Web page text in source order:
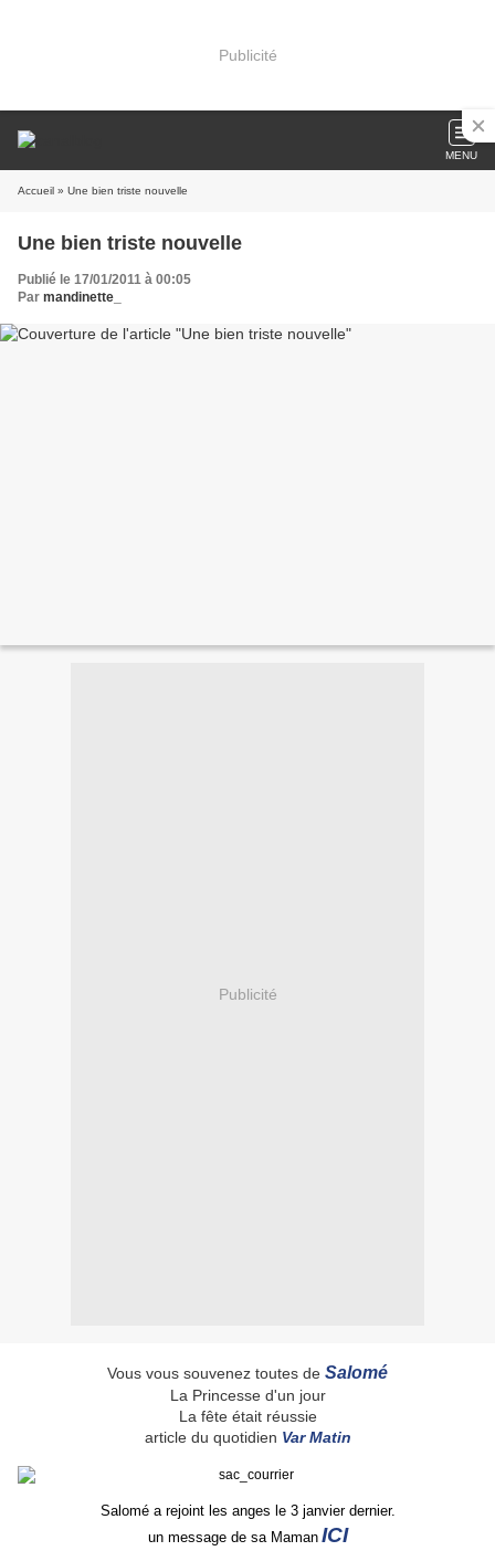
Publicité
MENU
Accueil » Une bien triste nouvelle
Une bien triste nouvelle
Publié le 17/01/2011 à 00:05
Par mandinette_
Publicité
Vous vous souvenez toutes de Salomé
La Princesse d'un jour
La fête était réussie
article du quotidien Var Matin
Salomé a rejoint les anges le 3 janvier dernier.
un message de sa Maman ICI